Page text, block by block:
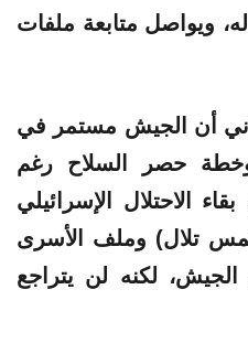
ويواصل متابعة ملفات
أن الجيش مستمر في
حصر السلاح رغم
الاحتلال الإسرائيلي
تلال) وملف الأسرى
لكنه لن يتراجع